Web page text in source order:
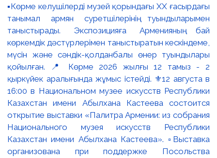
▪️Көрме келушілерді музей қорындағы ХХ ғасырдағы
танымал армян суретшілерінің туындыларымен
таныстырады. Экспозицияға Арменияның бай
көркемдік дәстүрлерімен таныстыратын кескіндеме,
мүсін және сәндік-қолданбалы өнер туындылары
қойылған. 📍 Көрме 2026 жылғы 12 тамыз - 2
қыркүйек аралығында жұмыс істейді. ⚜️12 августа в
16:00 в Национальном музее искусств Республики
Казахстан имени Абылхана Кастеева состоится
открытие выставки «Палитра Армении: из собрания
Национального музея искусств Республики
Казахстан имени Абылхана Кастеева». ▫️Выставка
организована при поддержке Посольства